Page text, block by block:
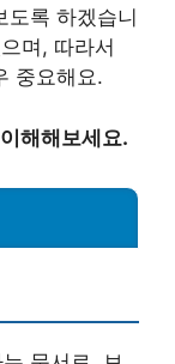
록 하겠습니
며, 따라서
중요해요.
해해보세요.